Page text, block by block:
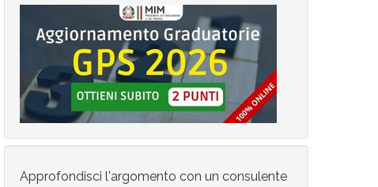
Approfondisci l'argomento con un consulente